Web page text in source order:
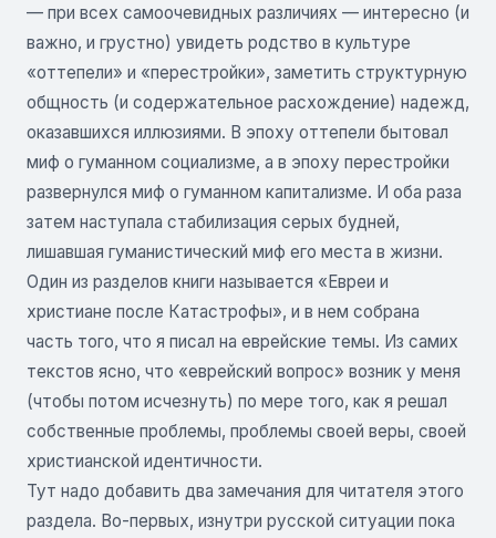
— при всех самоочевидных различиях — интересно (и
важно, и грустно) увидеть родство в культуре
«оттепели» и «перестройки», заметить структурную
общность (и содержательное расхождение) надежд,
оказавшихся иллюзиями. В эпоху оттепели бытовал
миф о гуманном социализме, а в эпоху перестройки
развернулся миф о гуманном капитализме. И оба раза
затем наступала стабилизация серых будней,
лишавшая гуманистический миф его места в жизни.
Один из разделов книги называется «Евреи и
христиане после Катастрофы», и в нем собрана
часть того, что я писал на еврейские темы. Из самих
текстов ясно, что «еврейский вопрос» возник у меня
(чтобы потом исчезнуть) по мере того, как я решал
собственные проблемы, проблемы своей веры, своей
христианской идентичности.
Тут надо добавить два замечания для читателя этого
раздела. Во-первых, изнутри русской ситуации пока